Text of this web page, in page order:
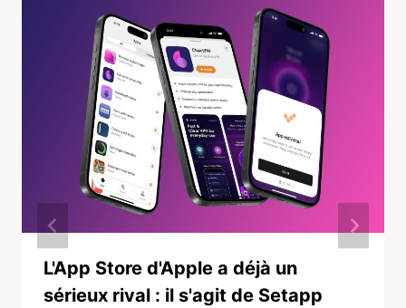
L'App Store d'Apple a déjà un
sérieux rival : il s'agit de Setapp